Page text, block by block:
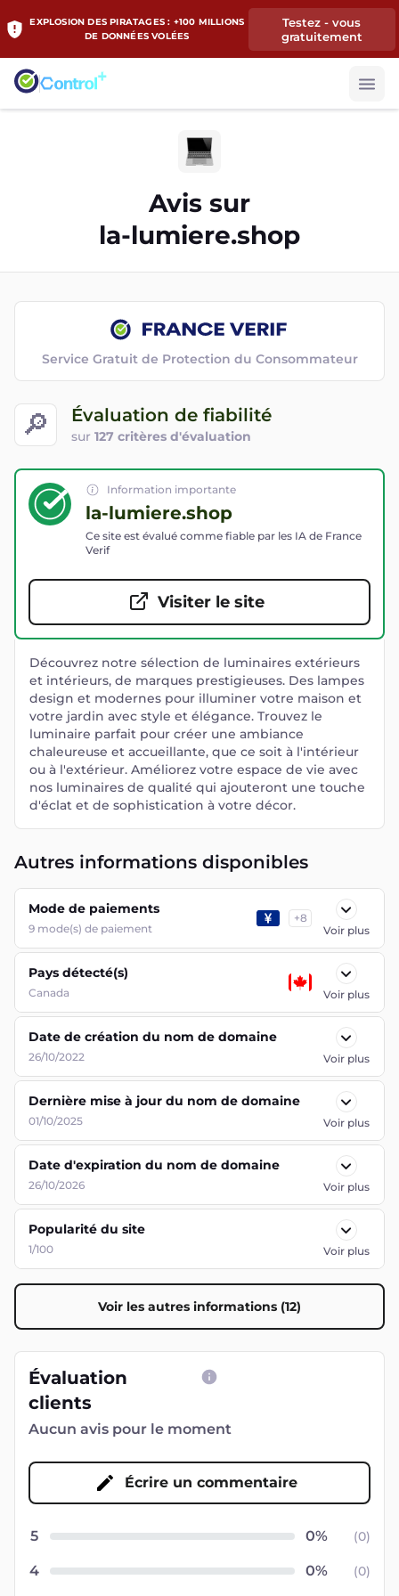
EXPLOSION DES PIRATAGES : +100 MILLIONS
DE DONNÉES VOLÉES
Testez - vous
gratuitement
Avis sur
la-lumiere.shop
🔎 Évaluation de fiabilité
sur 127 critères d'évaluation
Service Gratuit de Protection du Consommateur
Information importante
la-lumiere.shop
Ce site est évalué comme fiable par les IA de France
Verif
Visiter le site
Découvrez notre sélection de luminaires extérieurs
et intérieurs, de marques prestigieuses. Des lampes
design et modernes pour illuminer votre maison et
votre jardin avec style et élégance. Trouvez le
luminaire parfait pour créer une ambiance
chaleureuse et accueillante, que ce soit à l'intérieur
ou à l'extérieur. Améliorez votre espace de vie avec
nos luminaires de qualité qui ajouteront une touche
d'éclat et de sophistication à votre décor.
Autres informations disponibles
Mode de paiements
9 mode(s) de paiement
+8
Voir plus
Pays détecté(s)
Canada Voir plus
Date de création du nom de domaine
26/10/2022 Voir plus
Dernière mise à jour du nom de domaine
01/10/2025 Voir plus
Date d'expiration du nom de domaine
26/10/2026 Voir plus
Popularité du site
1/100 Voir plus
Voir les autres informations (12)
Évaluation
clients
Aucun avis pour le moment
Écrire un commentaire
5 (0)
4 (0)